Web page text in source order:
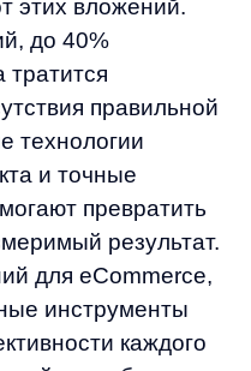
каждого
разберемся,
конверсии
ROMI,
CTR
дают